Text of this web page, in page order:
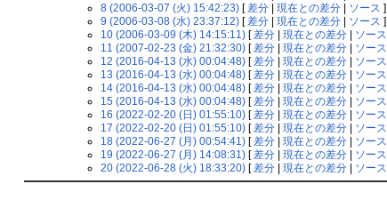
8 (2006-03-07 (火) 15:42:23)[差分| 現在との差分| ソース ]
9 (2006-03-08 (水) 23:37:12)[差分| 現在との差分| ソース ]
10 (2006-03-09 (木) 14:15:11)[差分| 現在との差分| ソース
11 (2007-02-23 (金) 21:32:30)[差分| 現在との差分| ソース
12 (2016-04-13 (水) 00:04:48)[差分| 現在との差分| ソース
13 (2016-04-13 (水) 00:04:48)[差分| 現在との差分| ソース
14 (2016-04-13 (水) 00:04:48)[差分| 現在との差分| ソース
15 (2016-04-13 (水) 00:04:48)[差分| 現在との差分| ソース
16 (2022-02-20 (日) 01:55:10)[差分| 現在との差分| ソース
17 (2022-02-20 (日) 01:55:10)[差分| 現在との差分| ソース
18 (2022-06-27 (月) 00:54:41)[差分| 現在との差分| ソース
19 (2022-06-27 (月) 14:08:31)[差分| 現在との差分| ソース
20 (2022-06-28 (火) 18:33:20)[差分| 現在との差分| ソース